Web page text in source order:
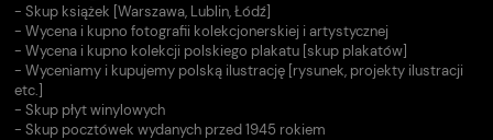
- Skup książek [Warszawa, Lublin, Łódź]
- Wycena i kupno fotografii kolekcjonerskiej i artystycznej
- Wycena i kupno kolekcji polskiego plakatu [skup plakatów]
- Wyceniamy i kupujemy polską ilustrację [rysunek, projekty ilustracji
etc.]
- Skup płyt winylowych
- Skup pocztówek wydanych przed 1945 rokiem